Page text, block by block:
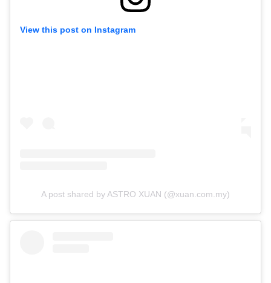
View this post on Instagram
A post shared by ASTRO XUAN (@xuan.com.my)